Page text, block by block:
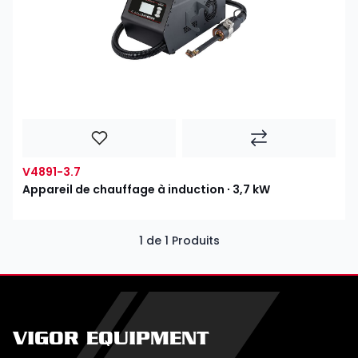
V4891-3.7
Appareil de chauffage à induction ∙ 3,7 kW
1 de 1 Produits
VIGOR EQUIPMENT